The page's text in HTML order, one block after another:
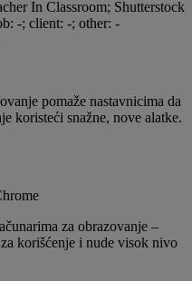
pomaže nastavnicima da
koristeći snažne, nove alatke.
za obrazovanje –
korišćenje i nude visok nivo